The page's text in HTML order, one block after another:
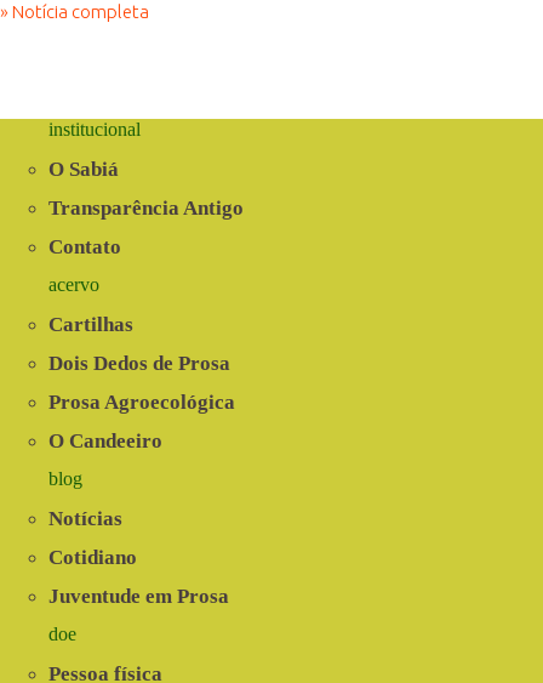
» Notícia completa
Produção
de
promove
agricultoras
Semiárido
institucional
O Sabiá
Transparência Antigo
Contato
acervo
Cartilhas
Dois Dedos de Prosa
Prosa Agroecológica
O Candeeiro
blog
Notícias
Cotidiano
Juventude em Prosa
doe
Pessoa física